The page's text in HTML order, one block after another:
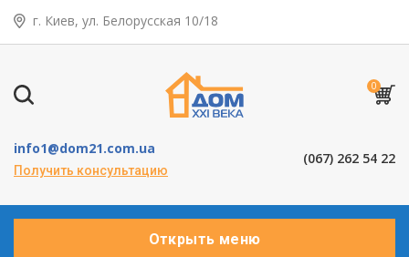
г. Киев, ул. Белорусская 10/18
(067) 262 54 22
info1@dom21.com.ua
Получить консультацию
0
Открыть меню
← Назад
Пластиковые окна
Алюминевые окна